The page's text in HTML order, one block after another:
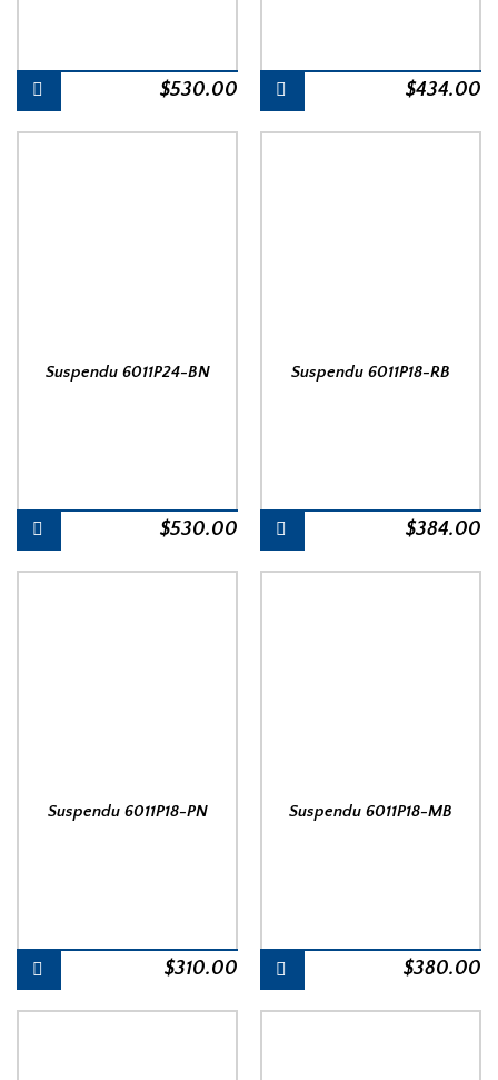
$530.00 $434.00
Suspendu 6011P24-BN
$530.00
Suspendu 6011P18-RB
$384.00
Suspendu 6011P18-PN
$310.00
Suspendu 6011P18-MB
$380.00